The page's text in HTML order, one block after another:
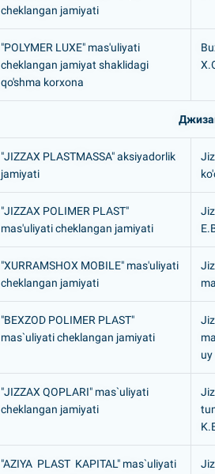
cheklangan jamiyati
"POLYMER LUXE" mas'uliyati
cheklangan jamiyat shaklidagi
qo'shma korxona
"JIZZAX PLASTMASSA" aksiyadorlik
jamiyati
"JIZZAX POLIMER PLAST"
mas'uliyati cheklangan jamiyati
"XURRAMSHOX MOBILE" mas'uliyati
cheklangan jamiyati
"BEXZOD POLIMER PLAST"
mas`uliyati cheklangan jamiyati
uy
"JIZZAX QOPLARI" mas`uliyati
cheklangan jamiyati
"AZIYA PLAST KAPITAL" mas`uliyati